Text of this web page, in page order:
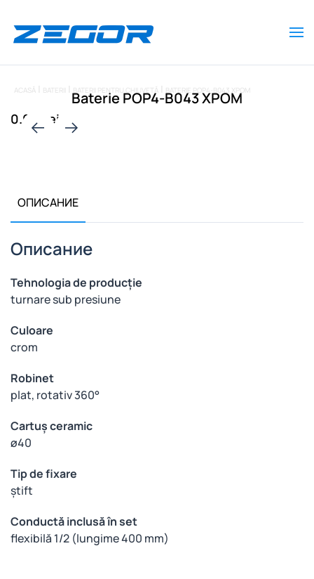
Skip to main content
ACASĂ BATERII BATERII PENTRU CHIUVETĂ BATERIE POP4-B043 ХРОМ
Baterie POP4-B043 ХРОМ
0.00 Lei
ОПИСАНИЕ
Описание
Tehnologia de producție
turnare sub presiune
Culoare
crom
Robinet
plat, rotativ 360°
Cartuș ceramic
ø40
Tip de fixare
știft
Conductă inclusă în set
flexibilă 1/2 (lungime 400 mm)